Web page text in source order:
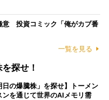
意 投資コミック「俺がカブ番
一覧を見る
探せ！
日の爆騰株」を探せ】トーメン
ンを通じて世界のAIメモリ需